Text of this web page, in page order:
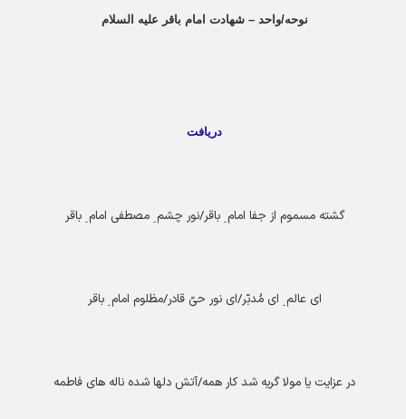
نوحه/واحد – شهادت امام باقر علیه السلام
دریافت
گشته مسموم از جفا امام ِ باقر/نور چشم ِ مصطفی امام ِ باقر
ای عالم ِ ای مُدبّر/ای نور حیّ قادر/مظلوم امام ِ باقر
در عزایت یا مولا گریه شد کار همه/آتش دلها شده ناله های فاطمه